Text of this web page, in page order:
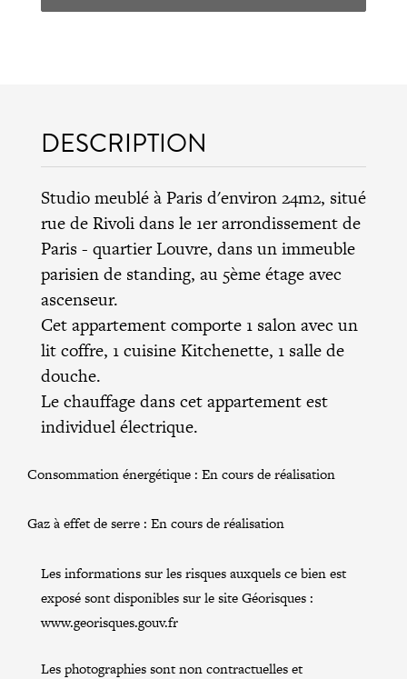
DESCRIPTION
Studio meublé à Paris d'environ 24m2, situé
rue de Rivoli dans le 1er arrondissement de
Paris - quartier Louvre, dans un immeuble
parisien de standing, au 5ème étage avec
ascenseur.
Cet appartement comporte 1 salon avec un
lit coffre, 1 cuisine Kitchenette, 1 salle de
douche.
Le chauffage dans cet appartement est
individuel électrique.
Consommation énergétique : En cours de réalisation
Gaz à effet de serre : En cours de réalisation
Les informations sur les risques auxquels ce bien est
exposé sont disponibles sur le site Géorisques :
www.georisques.gouv.fr
Les photographies sont non contractuelles et